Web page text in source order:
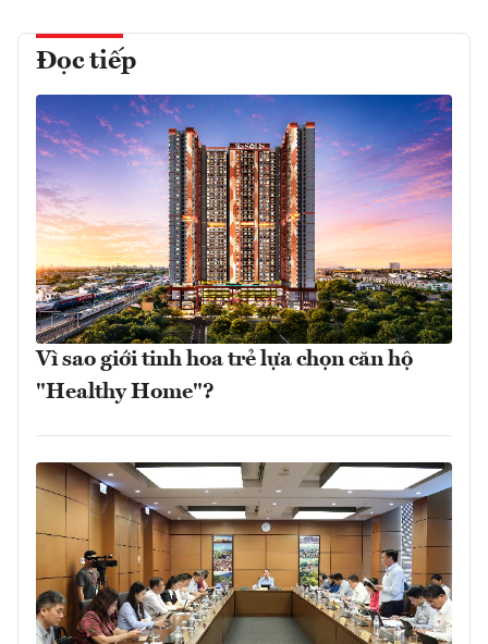
Đọc tiếp
Vì sao giới tinh hoa trẻ lựa chọn căn hộ
"Healthy Home"?